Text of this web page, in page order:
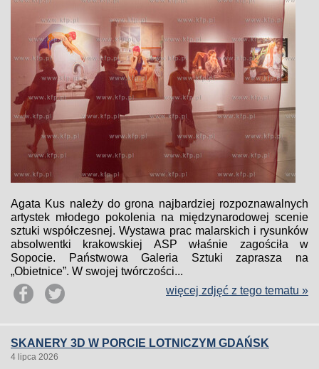
Agata Kus należy do grona najbardziej rozpoznawalnych
artystek młodego pokolenia na międzynarodowej scenie
sztuki współczesnej. Wystawa prac malarskich i rysunków
absolwentki krakowskiej ASP właśnie zagościła w
Sopocie. Państwowa Galeria Sztuki zaprasza na
„Obietnice”. W swojej twórczości...
więcej zdjęć z tego tematu »
SKANERY 3D W PORCIE LOTNICZYM GDAŃSK
4 lipca 2026